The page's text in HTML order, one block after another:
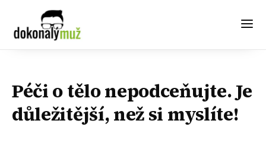
Péči o tělo nepodceňujte. Je
důležitější, než si myslíte!